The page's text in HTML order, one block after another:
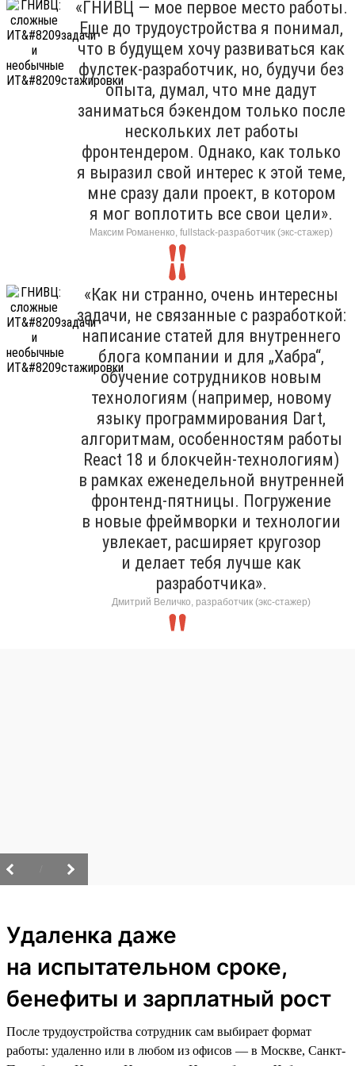
«ГНИВЦ — мое первое место работы.
Еще до трудоустройства я понимал,
что в будущем хочу развиваться как
фулстек-разработчик, но, будучи без
опыта, думал, что мне дадут
заниматься бэкендом только после
нескольких лет работы
фронтендером. Однако, как только
я выразил свой интерес к этой теме,
мне сразу дали проект, в котором
я мог воплотить все свои цели».
Максим Романенко, fullstack-разработчик (экс-стажер)
«Как ни странно, очень интересны
задачи, не связанные с разработкой:
написание статей для внутреннего
блога компании и для „Хабра“,
обучение сотрудников новым
технологиям (например, новому
языку программирования Dart,
алгоритмам, особенностям работы
React 18 и блокчейн-технологиям)
в рамках еженедельной внутренней
фронтенд-пятницы. Погружение
в новые фреймворки и технологии
увлекает, расширяет кругозор
и делает тебя лучше как
разработчика».
Дмитрий Величко, разработчик (экс-стажер)
Удаленка даже
на испытательном сроке,
бенефиты и зарплатный рост
После трудоустройства сотрудник сам выбирает формат
работы: удаленно или в любом из офисов — в Москве, Санкт-